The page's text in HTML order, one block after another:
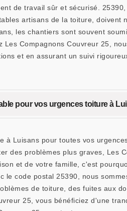
de travail sûr et sécurisé.
artisans de la toiture,
les chantiers sont souvent
Compagnons Couvreur 25,
et en assurant un suivi
pour vos urgences toiture à
à Luisans pour toutes vos
des problèmes plus graves, Les
et de votre famille, c'est
code postal 25390, nous
de toiture, des fuites aux
25, vous bénéficiez d'une